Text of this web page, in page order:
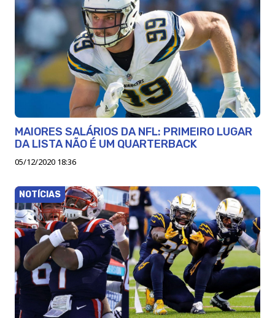
MAIORES SALÁRIOS DA NFL: PRIMEIRO LUGAR
DA LISTA NÃO É UM QUARTERBACK
05/12/2020 18:36
NOTÍCIAS